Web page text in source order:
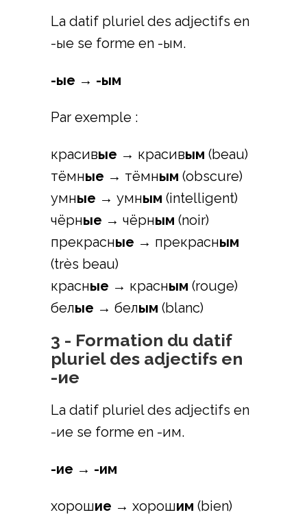
La datif pluriel des adjectifs en
-ые se forme en -ым.
-ые → -ым
Par exemple :
красивые → красивым (beau)
тёмные → тёмным (obscure)
умные → умным (intelligent)
чёрные → чёрным (noir)
прекрасные → прекрасным
(très beau)
красные → красным (rouge)
белые → белым (blanc)
3 - Formation du datif
pluriel des adjectifs en
-ие
La datif pluriel des adjectifs en
-ие se forme en -им.
-ие → -им
хорошие → хорошим (bien)